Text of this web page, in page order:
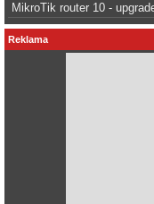
MikroTik router 10 -
Reklama